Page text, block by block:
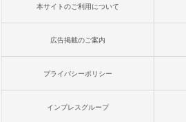
本サイトのご利用について
広告掲載のご案内
プライバシーポリシー
インプレスグループ